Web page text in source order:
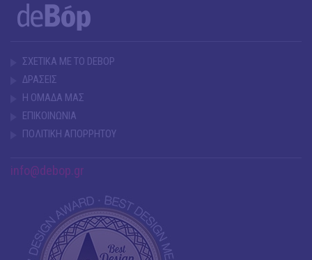
ΣΧΕΤΙΚΑ ΜΕ ΤΟ DEBOP
ΔΡΑΣΕΙΣ
Η ΟΜΑΔΑ ΜΑΣ
ΕΠΙΚΟΙΝΩΝΙΑ
ΠΟΛΙΤΙΚΗ ΑΠΟΡΡΗΤΟΥ
info@debop.gr